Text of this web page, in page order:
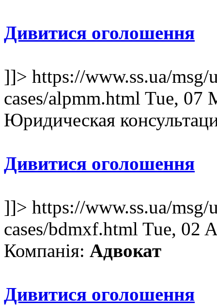
Дивитися оголошення
]]> https://www.ss.ua/
cases/alpmm.html Tue, 07
Юридическая
Дивитися оголошення
]]> https://www.ss.ua/
cases/bdmxf.html Tue, 02
Компанія: Адвокат
Дивитися оголошення